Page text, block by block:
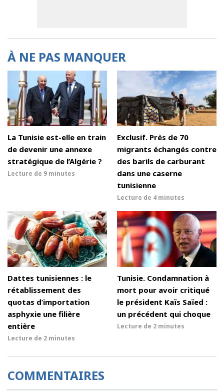
À NE PAS MANQUER
La Tunisie est-elle en train
de devenir une annexe
stratégique de l’Algérie ?
Lecture de 9 minutes
Exclusif. Près de 70
migrants échangés contre
des barils de carburant
dans une caserne
tunisienne
Lecture de 4 minutes
Dattes tunisiennes : le
rétablissement des
quotas d’importation
asphyxie une filière
entière
Lecture de 2 minutes
Tunisie. Condamnation à
mort pour avoir critiqué
le président Kaïs Saïed :
un précédent qui choque
Lecture de 2 minutes
COMMENTAIRES